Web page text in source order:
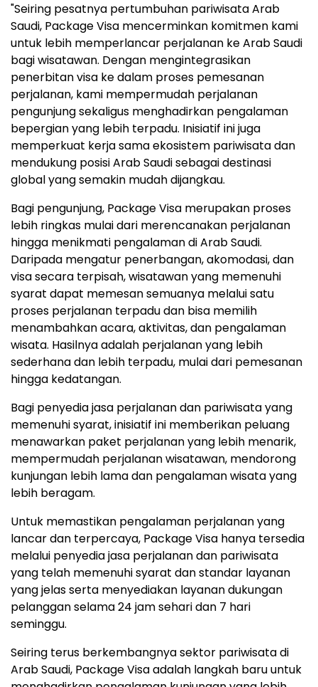
"Seiring pesatnya pertumbuhan pariwisata Arab
Saudi, Package Visa mencerminkan komitmen kami
untuk lebih memperlancar perjalanan ke Arab Saudi
bagi wisatawan. Dengan mengintegrasikan
penerbitan visa ke dalam proses pemesanan
perjalanan, kami mempermudah perjalanan
pengunjung sekaligus menghadirkan pengalaman
bepergian yang lebih terpadu. Inisiatif ini juga
memperkuat kerja sama ekosistem pariwisata dan
mendukung posisi Arab Saudi sebagai destinasi
global yang semakin mudah dijangkau.
Bagi pengunjung, Package Visa merupakan proses
lebih ringkas mulai dari merencanakan perjalanan
hingga menikmati pengalaman di Arab Saudi.
Daripada mengatur penerbangan, akomodasi, dan
visa secara terpisah, wisatawan yang memenuhi
syarat dapat memesan semuanya melalui satu
proses perjalanan terpadu dan bisa memilih
menambahkan acara, aktivitas, dan pengalaman
wisata. Hasilnya adalah perjalanan yang lebih
sederhana dan lebih terpadu, mulai dari pemesanan
hingga kedatangan.
Bagi penyedia jasa perjalanan dan pariwisata yang
memenuhi syarat, inisiatif ini memberikan peluang
menawarkan paket perjalanan yang lebih menarik,
mempermudah perjalanan wisatawan, mendorong
kunjungan lebih lama dan pengalaman wisata yang
lebih beragam.
Untuk memastikan pengalaman perjalanan yang
lancar dan terpercaya, Package Visa hanya tersedia
melalui penyedia jasa perjalanan dan pariwisata
yang telah memenuhi syarat dan standar layanan
yang jelas serta menyediakan layanan dukungan
pelanggan selama 24 jam sehari dan 7 hari
seminggu.
Seiring terus berkembangnya sektor pariwisata di
Arab Saudi, Package Visa adalah langkah baru untuk